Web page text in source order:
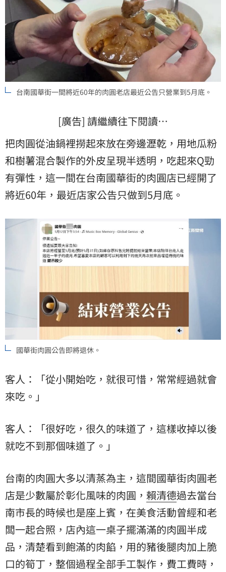
台南國華街一間將近60年的肉圓老店最近公告只營業到5月底。
[廣告] 請繼續往下閱讀…
把肉圓從油鍋裡撈起來放在旁邊瀝乾，用地瓜粉
和樹薯混合製作的外皮呈現半透明，吃起來Q勁
有彈性，這一間在台南國華街的肉圓店已經開了
將近60年，最近店家公告只做到5月底。
國華街肉圓公告即將退休。
客人：「從小開始吃，就很可惜，常常經過就會
來吃。」
客人：「很好吃，很久的味道了，這樣收掉以後
就吃不到那個味道了。」
台南的肉圓大多以清蒸為主，這間國華街肉圓老
店是少數屬於彰化風味的肉圓， 賴清德過去當台
南市長的時候也是座上賓，在美食活動曾經和老
闆一起合照，店內這一桌子擺滿滿的肉圓半成
品，清楚看到飽滿的肉餡，用的豬後腿肉加上脆
口的筍丁，整個過程全部手工製作，費工費時，